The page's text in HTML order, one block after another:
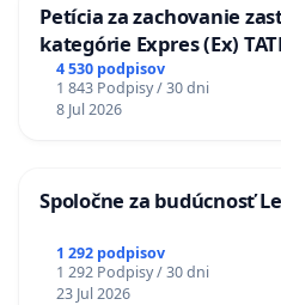
Petícia za zachovanie
kategórie Expres (Ex)
stanici Púchov
4 530 podpisov
1 843 Podpisy / 30 dni
8 Jul 2026
Spoločne za budúcnosť
1 292 podpisov
1 292 Podpisy / 30 dni
23 Jul 2026